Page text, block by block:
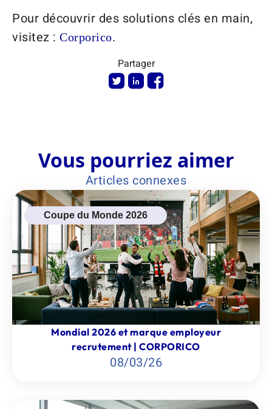
Pour découvrir des solutions clés en main,
visitez : Corporico.
Partager
Vous pourriez aimer
Articles connexes
Mondial 2026 et marque employeur
recrutement | CORPORICO
08/03/26
Coupe du Monde 2026